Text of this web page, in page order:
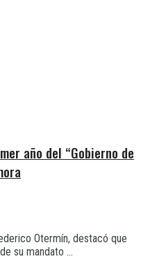
año del “Gobierno de
Otermín, destacó que
su mandato ...